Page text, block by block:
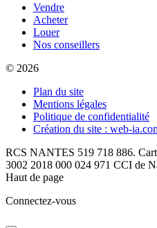
Vendre
Acheter
Louer
Nos conseillers
© 2026
Plan du site
Mentions légales
Politique de confidentialité
Création du site : web-
RCS NANTES 519 718 886.
3002 2018 000 024 971 CCI de
Haut de page
Connectez-vous